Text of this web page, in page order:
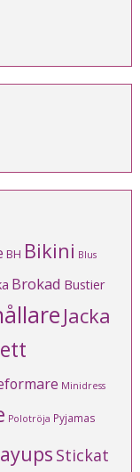
BH Bikini Blus
Brokad Bustier
Jacka
Minidress
Polotröja Pyjamas
Stickat